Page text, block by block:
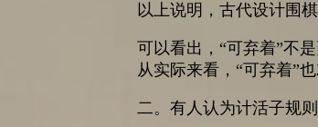
以上说明，古代设计围
可以看出，“可弃着”不
从实际来看，“可弃着”
二。有人认为计活子规